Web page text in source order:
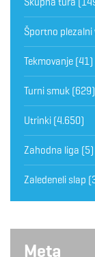
Športno plezalni
Tekmovanje (41)
Turni smuk (629)
Utrinki (4.650)
Zahodna liga (5)
Zaledeneli slap
Meta